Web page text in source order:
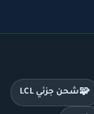
🧩شحن جزئي LCL